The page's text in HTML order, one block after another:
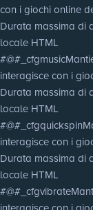
con i giochi online
Durata massima di
locale HTML
#@#_cfgmusic
interagisce con i
Durata massima di
locale HTML
#@#_cfgquickspin
interagisce con i
Durata massima di
locale HTML
#@#_cfgvibrate